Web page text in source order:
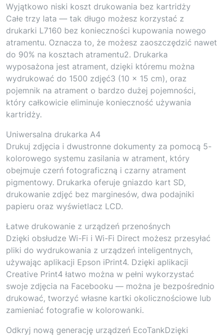
Wyjątkowo niski koszt drukowania bez kartridży
Całe trzy lata — tak długo możesz korzystać z
drukarki L7160 bez konieczności kupowania nowego
atramentu. Oznacza to, że możesz zaoszczędzić nawet
do 90% na kosztach atramentu2. Drukarka
wyposażona jest atrament, dzięki któremu można
wydrukować do 1500 zdjęć3 (10 x 15 cm), oraz
pojemnik na atrament o bardzo dużej pojemności,
który całkowicie eliminuje konieczność używania
kartridży.
Uniwersalna drukarka A4
Drukuj zdjęcia i dwustronne dokumenty za pomocą 5-
kolorowego systemu zasilania w atrament, który
obejmuje czerń fotograficzną i czarny atrament
pigmentowy. Drukarka oferuje gniazdo kart SD,
drukowanie zdjęć bez marginesów, dwa podajniki
papieru oraz wyświetlacz LCD.
Łatwe drukowanie z urządzeń przenośnych
Dzięki obsłudze Wi-Fi i Wi-Fi Direct możesz przesyłać
pliki do wydrukowania z urządzeń inteligentnych,
używając aplikacji Epson iPrint4. Dzięki aplikacji
Creative Print4 łatwo można w pełni wykorzystać
swoje zdjęcia na Facebooku — można je bezpośrednio
drukować, tworzyć własne kartki okolicznościowe lub
zamieniać fotografie w kolorowanki.
Odkryj nową generację urządzeń EcoTankDzięki